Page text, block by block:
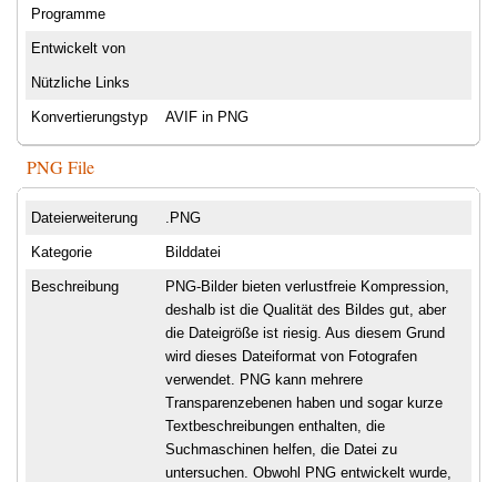
Programme
Entwickelt von
Nützliche Links
Konvertierungstyp AVIF in PNG
PNG File
Dateierweiterung .PNG
Kategorie Bilddatei
Beschreibung
PNG-Bilder bieten verlustfreie Kompression,
deshalb ist die Qualität des Bildes gut, aber
die Dateigröße ist riesig. Aus diesem Grund
wird dieses Dateiformat von Fotografen
verwendet. PNG kann mehrere
Transparenzebenen haben und sogar kurze
Textbeschreibungen enthalten, die
Suchmaschinen helfen, die Datei zu
untersuchen. Obwohl PNG entwickelt wurde,